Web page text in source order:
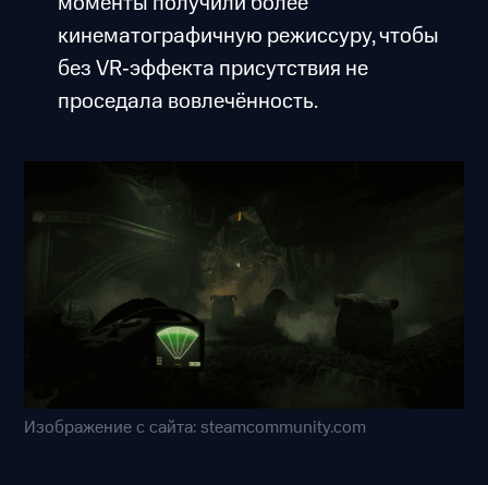
кинематографичную режиссуру, чтобы
без VR‑эффекта присутствия не
проседала вовлечённость.
Изображение с сайта: steamcommunity.com